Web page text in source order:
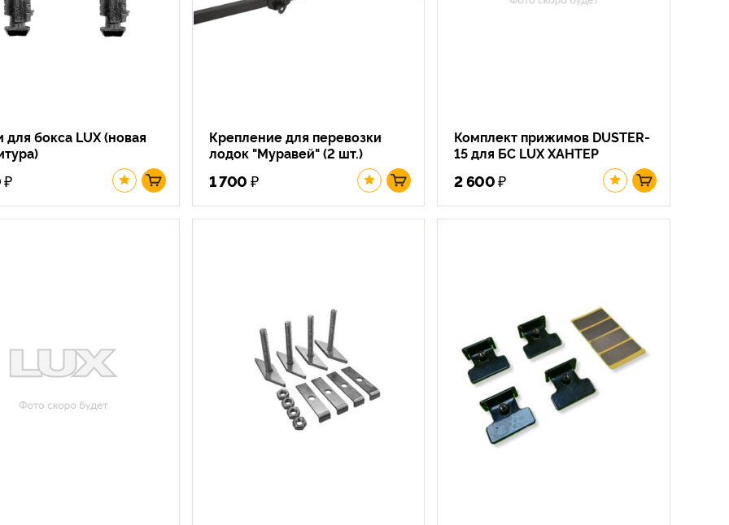
для бокса LUX (новая
₽
Крепление для перевозки
лодок "Муравей" (2 шт.)
1 700 ₽
Комплект прижимов DUSTER-
15 для БС LUX ХАНТЕР
2 600₽